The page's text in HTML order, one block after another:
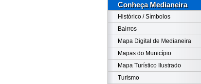
Conheça Medianeira
Histórico / Símbolos
Bairros
Mapa Digital de Medianeira
Mapas do Município
Mapa Turístico Ilustrado
Turismo